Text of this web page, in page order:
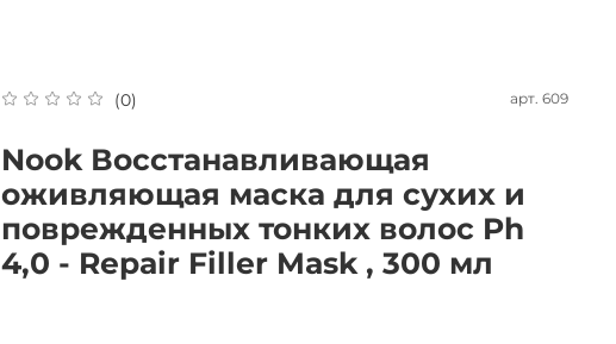
(0) арт. 609
Nook Восстанавливающая
оживляющая маска для сухих и
поврежденных тонких волос Ph
4,0 - Repair Filler Mask , 300 мл